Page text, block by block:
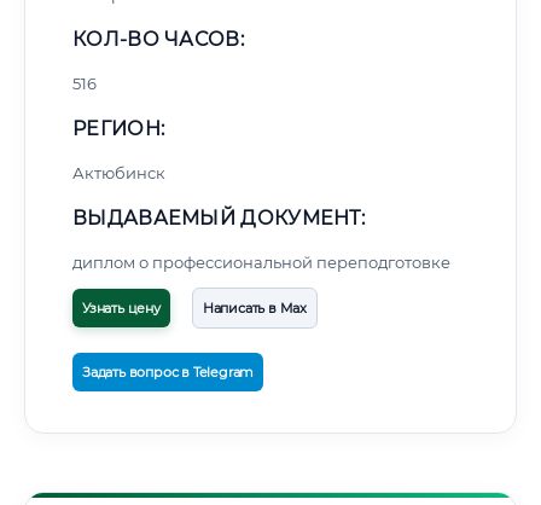
КОЛ-ВО ЧАСОВ:
516
РЕГИОН:
Актюбинск
ВЫДАВАЕМЫЙ ДОКУМЕНТ:
диплом о профессиональной переподготовке
Узнать цену Написать в Max
Задать вопрос в Telegram